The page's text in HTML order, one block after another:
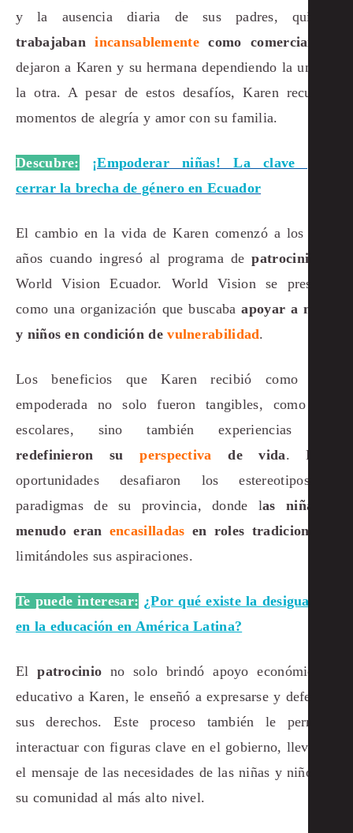
y la ausencia diaria de sus padres, quienes
trabajabanincansablementecomo comerciantes
dejaron a Karen y su hermana dependiendo la una de
la otra. A pesar de estos desafíos, Karen recuerda
momentos de alegría y amor con su familia.
Descubre:
¡Empoderar niñas! La clave para
cerrar la brecha de género en Ecuador
El cambio en la vida de Karen comenzó a los siete
años cuando ingresó al programa depatrocinio
World Vision Ecuador. World Vision se presentó
como una organización que buscabaapoyar a niñas
y niños en condición devulnerabilidad.
Los beneficios que Karen recibió como niña
empoderada no solo fueron tangibles, como kits
escolares, sino también experiencias que
redefinieron superspectivade vida. Estas
oportunidades desafiaron los estereotipos y
paradigmas de su provincia, donde las niñas a
menudo eran encasilladas en roles tradicionales
limitándoles sus aspiraciones.
Te puede interesar: ¿Por qué existe la desigualdad
en la educación en América Latina?
Elpatrocinio no solo brindó apoyo económico y
educativo a Karen, le enseñó a expresarse y defender
sus derechos. Este proceso también le permitió
interactuar con figuras clave en el gobierno, llevando
el mensaje de las necesidades de las niñas y niños de
su comunidad al más alto nivel.